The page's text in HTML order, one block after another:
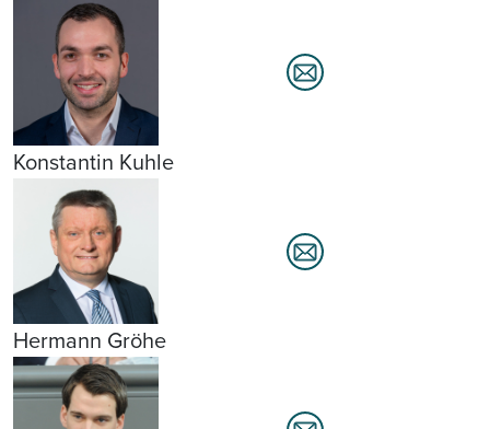
Konstantin Kuhle
Hermann Gröhe